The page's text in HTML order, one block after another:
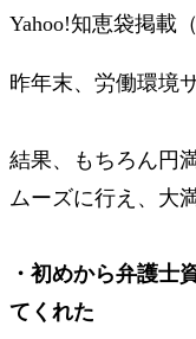
Yahoo!知恵袋掲載
昨年末、労働環境
結果、もちろん円
ムーズに行え、大
・初めから弁護士
てくれた